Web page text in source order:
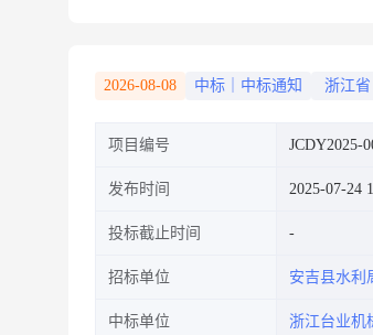
2026-08-08 中标｜中标通知 浙江省
项目编号 JCDY2025-
发布时间 2025-07-24
投标截止时间
招标单位 安吉县水利
中标单位 浙江台业机